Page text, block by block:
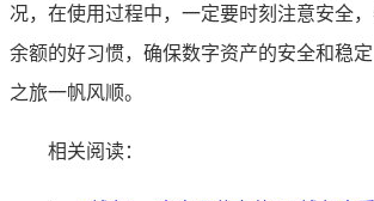
况，在使用过程中，一定要时刻注意安全
余额的好习惯，确保数字资产的安全和稳
之旅一帆风顺。
相关阅读：